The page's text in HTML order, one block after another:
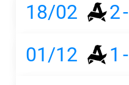
18/02
2-
01/12
1 -